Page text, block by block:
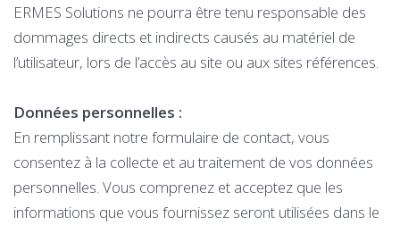
ERMES Solutions ne pourra être tenu responsable des
dommages directs et indirects causés au matériel de
l’utilisateur, lors de l’accès au site ou aux sites références.
Données personnelles :
En remplissant notre formulaire de contact, vous
consentez à la collecte et au traitement de vos données
personnelles. Vous comprenez et acceptez que les
informations que vous fournissez seront utilisées dans le